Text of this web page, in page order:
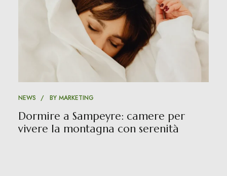
NEWS BY MARKETING
Dormire a Sampeyre: camere per
vivere la montagna con serenità